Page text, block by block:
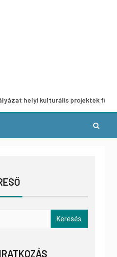
kulturális projektek fejlesztésére